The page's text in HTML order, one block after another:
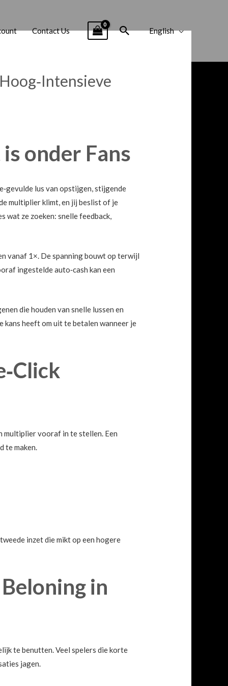
Contact Us SearchEnglish
onder Fans
lus van opstijgen, stijgende
multiplier klimt, en jij beslist of je
wat ze zoeken: snelle feedback,
vanaf 1×. De spanning bouwt op terwijl
ingestelde auto‑cash kan een
die houden van snelle lussen en
kans heeft om uit te betalen wanneer je
multiplier vooraf in te stellen. Een
te maken.
inzet die mikt op een hogere
in
te benutten. Veel spelers die korte
jagen.